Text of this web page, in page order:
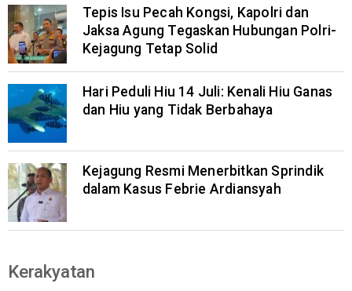
Tepis Isu Pecah Kongsi, Kapolri dan
Jaksa Agung Tegaskan Hubungan Polri-
Kejagung Tetap Solid
Hari Peduli Hiu 14 Juli: Kenali Hiu Ganas
dan Hiu yang Tidak Berbahaya
Kejagung Resmi Menerbitkan Sprindik
dalam Kasus Febrie Ardiansyah
Kerakyatan